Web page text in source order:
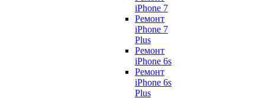
iPhone 7
Ремонт
iPhone 7
Plus
Ремонт
iPhone 6s
Ремонт
iPhone 6s
Plus